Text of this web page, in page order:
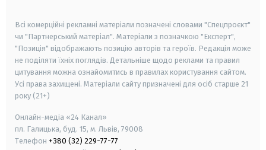
Всі комерційні рекламні матеріали позначені словами "Спецпроєкт"
чи "Партнерський матеріал". Матеріали з позначкою "Експерт",
"Позиція" відображають позицію авторів та героїв. Редакція може
не поділяти їхніх поглядів. Детальніше щодо реклами та правил
цитування можна ознайомитись в правилах користування сайтом.
Усі права захищені. Матеріали сайту призначені для осіб старше 21
року (21+)
Онлайн-медіа «24 Канал»
пл. Галицька, буд. 15, м. Львів, 79008
Телефон +380 (32) 229-77-77